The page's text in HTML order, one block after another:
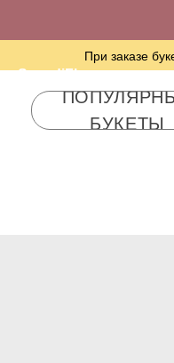
ScandiFlora
При заказе
ПОПУЛЯРНЫЕ
БУКЕТЫ